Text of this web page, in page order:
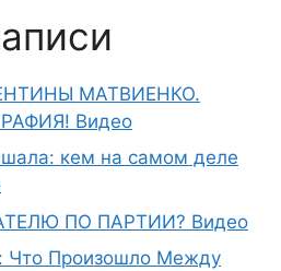
МАТВИЕНКО.
Видео
кем на самом деле
ПО ПАРТИИ? Видео
Что Произошло Между